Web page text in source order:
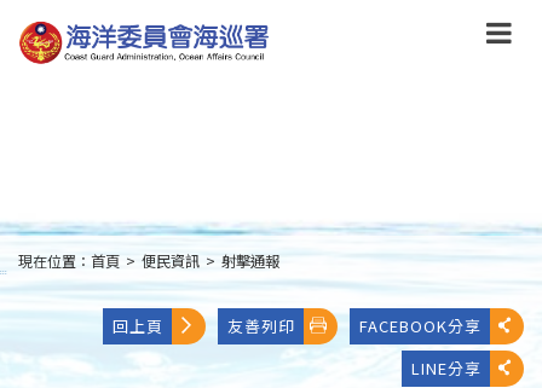
到
主
:::
現在位置： 首頁 > 便民資訊 > 射擊通報
回上頁 友善列印
FACEBOOK分享
LINE分享